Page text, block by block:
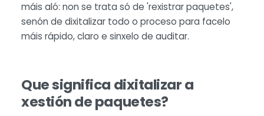
máis aló: non se trata só de 'rexistrar paquetes',
senón de dixitalizar todo o proceso para facelo
máis rápido, claro e sinxelo de auditar.
Que significa dixitalizar a
xestión de paquetes?